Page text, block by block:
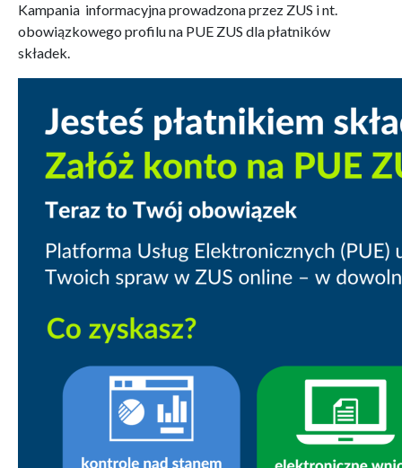
Kampania informacyjna prowadzona przez ZUS i nt.
obowiązkowego profilu na PUE ZUS dla płatników
składek.